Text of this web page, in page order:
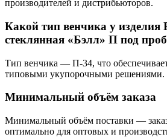
производителей и дистрибьюторов.
Какой тип венчика у изделия
стеклянная «Бэлл» П под
Тип венчика — П-34, что
типовыми укупорочными решениями.
Минимальный объём заказа
Минимальный объём поставки —
оптимально для оптовых и